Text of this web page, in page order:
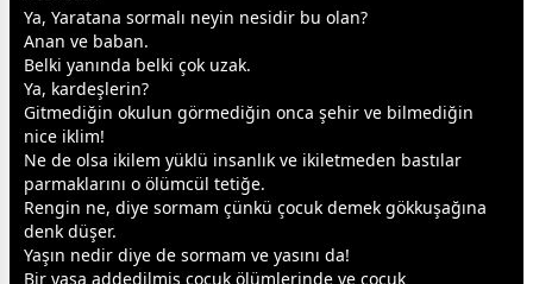
Ya, Yaratana sormalı neyin nesidir bu olan?
Anan ve baban.
Belki yanında belki çok uzak.
Ya, kardeşlerin?
Gitmediğin okulun görmediğin onca şehir ve bilmediğin
nice iklim!
Ne de olsa ikilem yüklü insanlık ve ikiletmeden bastılar
parmaklarını o ölümcül tetiğe.
Rengin ne, diye sormam çünkü çocuk demek gökkuşağına
denk düşer.
Yaşın nedir diye de sormam ve yasını da!
Bir yasa addedilmiş çocuk ölümlerinde ve çocuk